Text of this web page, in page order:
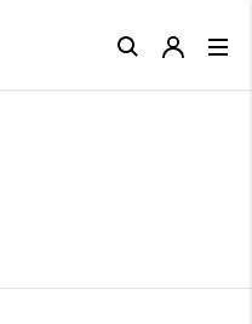
Close